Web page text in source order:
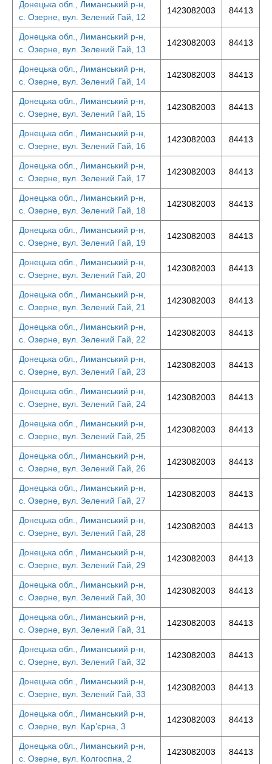
Донецька обл., Лиманський р-н,
с. Озерне, вул. Зелений Гай, 12
1423082003 84413
Донецька обл., Лиманський р-н,
с. Озерне, вул. Зелений Гай, 13
1423082003 84413
Донецька обл., Лиманський р-н,
с. Озерне, вул. Зелений Гай, 14
1423082003 84413
Донецька обл., Лиманський р-н,
с. Озерне, вул. Зелений Гай, 15
1423082003 84413
Донецька обл., Лиманський р-н,
с. Озерне, вул. Зелений Гай, 16
1423082003 84413
Донецька обл., Лиманський р-н,
с. Озерне, вул. Зелений Гай, 17
1423082003 84413
Донецька обл., Лиманський р-н,
с. Озерне, вул. Зелений Гай, 18
1423082003 84413
Донецька обл., Лиманський р-н,
с. Озерне, вул. Зелений Гай, 19
1423082003 84413
Донецька обл., Лиманський р-н,
с. Озерне, вул. Зелений Гай, 20
1423082003 84413
Донецька обл., Лиманський р-н,
с. Озерне, вул. Зелений Гай, 21
1423082003 84413
Донецька обл., Лиманський р-н,
с. Озерне, вул. Зелений Гай, 22
1423082003 84413
Донецька обл., Лиманський р-н,
с. Озерне, вул. Зелений Гай, 23
1423082003 84413
Донецька обл., Лиманський р-н,
с. Озерне, вул. Зелений Гай, 24
1423082003 84413
Донецька обл., Лиманський р-н,
с. Озерне, вул. Зелений Гай, 25
1423082003 84413
Донецька обл., Лиманський р-н,
с. Озерне, вул. Зелений Гай, 26
1423082003 84413
Донецька обл., Лиманський р-н,
с. Озерне, вул. Зелений Гай, 27
1423082003 84413
Донецька обл., Лиманський р-н,
с. Озерне, вул. Зелений Гай, 28
1423082003 84413
Донецька обл., Лиманський р-н,
с. Озерне, вул. Зелений Гай, 29
1423082003 84413
Донецька обл., Лиманський р-н,
с. Озерне, вул. Зелений Гай, 30
1423082003 84413
Донецька обл., Лиманський р-н,
с. Озерне, вул. Зелений Гай, 31
1423082003 84413
Донецька обл., Лиманський р-н,
с. Озерне, вул. Зелений Гай, 32
1423082003 84413
Донецька обл., Лиманський р-н,
с. Озерне, вул. Зелений Гай, 33
1423082003 84413
Донецька обл., Лиманський р-н,
с. Озерне, вул. Кар’єрна, 3
1423082003 84413
Донецька обл., Лиманський р-н,
с. Озерне, вул. Колгоспна, 2
1423082003 84413